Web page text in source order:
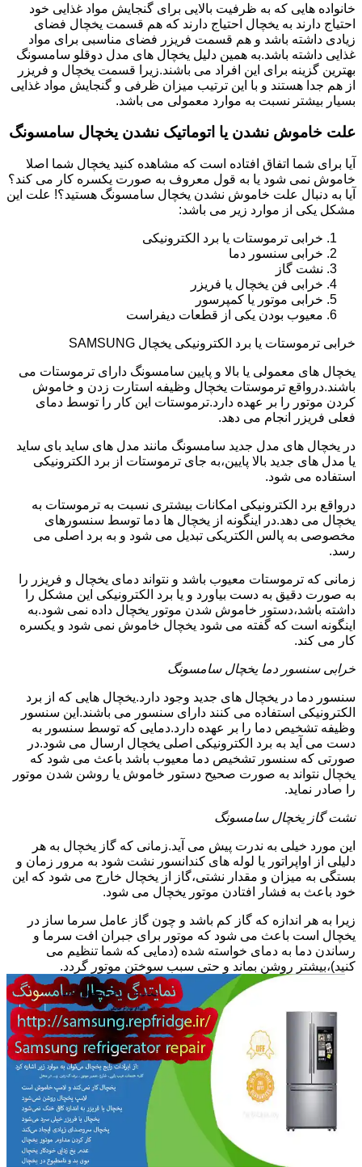
خانواده هایی که به ظرفیت بالایی برای گنجایش مواد غذایی خود
احتیاج دارند به یخچال احتیاج دارند که هم قسمت یخچال فضای
زیادی داشته باشد و هم قسمت فریزر فضای مناسبی برای مواد
غذایی داشته باشد.به همین دلیل یخچال های مدل دوقلو سامسونگ
بهترین گزینه برای این افراد می باشند.زیرا قسمت یخچال و فریزر
از هم جدا هستند و با این ترتیب میزان ظرفی و گنجایش مواد غذایی
بسیار بیشتر نسبت به موارد معمولی می باشد.
علت خاموش نشدن یا اتوماتیک نشدن یخچال سامسونگ
آیا برای شما اتفاق افتاده است که مشاهده کنید یخچال شما اصلا
خاموش نمی شود یا به قول معروف به صورت یکسره کار می کند؟
آیا به دنبال علت خاموش نشدن یخچال سامسونگ هستید؟! علت این
مشکل یکی از موارد زیر می باشد:
خرابی ترموستات یا برد الکترونیکی
خرابی سنسور دما
نشت گاز
خرابی فن یخچال یا فریزر
خرابی موتور یا کمپرسور
معیوب بودن یکی از قطعات دیفراست
خرابی ترموستات یا برد الکترونیکی یخچال SAMSUNG
یخچال های معمولی یا بالا و پایین سامسونگ دارای ترموستات می
باشند.درواقع ترموستات یخچال وظیفه استارت زدن و خاموش
کردن موتور را بر عهده دارد.ترموستات این کار را توسط دمای
فعلی فریزر انجام می دهد.
در یخچال های مدل جدید سامسونگ مانند مدل های ساید بای ساید
یا مدل های جدید بالا پایین،به جای ترموستات از برد الکترونیکی
استفاده می شود.
درواقع برد الکترونیکی امکانات بیشتری نسبت به ترموستات به
یخچال می دهد.در اینگونه از یخچال ها دما توسط سنسورهای
مخصوصی به پالس الکتریکی تبدیل می شود و به برد اصلی می
رسد.
زمانی که ترموستات معیوب باشد و نتواند دمای یخچال و فریزر را
به صورت دقیق به دست بیاورد و یا برد الکترونیکی این مشکل را
داشته باشد،دستور خاموش شدن موتور یخچال داده نمی شود.به
اینگونه است که گفته می شود یخچال خاموش نمی شود و یکسره
کار می کند.
خرابی سنسور دما یخچال سامسونگ
سنسور دما در یخچال های جدید وجود دارد.یخچال هایی که از برد
الکترونیکی استفاده می کنند دارای سنسور می باشند.این سنسور
وظیفه تشخیص دما را بر عهده دارد.دمایی که توسط سنسور به
دست می آید به برد الکترونیکی اصلی یخچال ارسال می شود.در
صورتی که سنسور تشخیص دما معیوب باشد باعث می شود که
یخچال نتواند به صورت صحیح دستور خاموش یا روشن شدن موتور
را صادر نماید.
نشت گاز یخچال سامسونگ
این مورد خیلی به ندرت پیش می آید.زمانی که گاز یخچال به هر
دلیلی از اواپراتور یا لوله های کندانسور نشت شود به مرور زمان و
بستگی به میزان و مقدار نشتی،گاز از یخچال خارج می شود که این
خود باعث به فشار افتادن موتور یخچال می شود.
زیرا به هر اندازه که گاز کم باشد و چون گاز عامل سرما ساز در
یخچال است باعث می شود که موتور برای جبران افت سرما و
رساندن دما به دمای خواسته شده (دمایی که شما تنظیم می
کنید)،بیشتر روشن بماند و حتی سبب سوختن موتور گردد.